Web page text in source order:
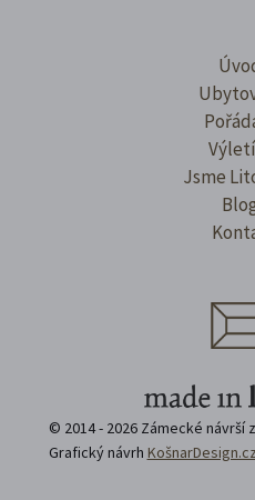
Jsme
© 2014 - 2026 Zámecké návrší
Grafický návrh KošnarDesign.cz